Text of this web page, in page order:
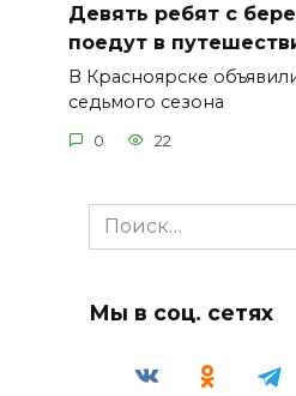
Девять ребят с
поедут в
В Красноярске
седьмого сезона
0 22
Search
for:
Мы в соц. сетях